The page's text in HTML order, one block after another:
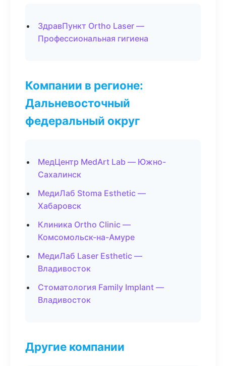
ЗдравПункт Ortho Laser —
Профессиональная гигиена
Компании в регионе:
Дальневосточный
федеральный округ
МедЦентр MedArt Lab — Южно-
Сахалинск
МедиЛаб Stoma Esthetic —
Хабаровск
Клиника Ortho Clinic —
Комсомольск-на-Амуре
МедиЛаб Laser Esthetic —
Владивосток
Стоматология Family Implant —
Владивосток
Другие компании